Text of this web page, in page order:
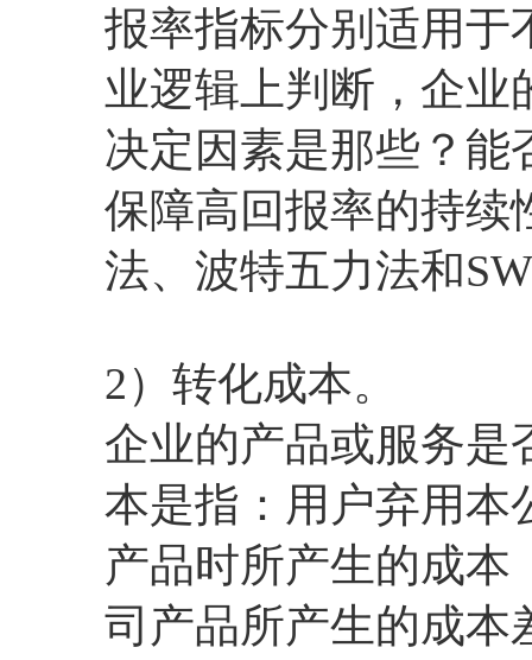
报率指标分别适用于
业逻辑上判断，企业
决定因素是那些？能
保障高回报率的持续
法、波特五力法和
2）转化成本。
企业的产品或服务是
本是指：用户弃用本
产品时所产生的成本
司产品所产生的成本